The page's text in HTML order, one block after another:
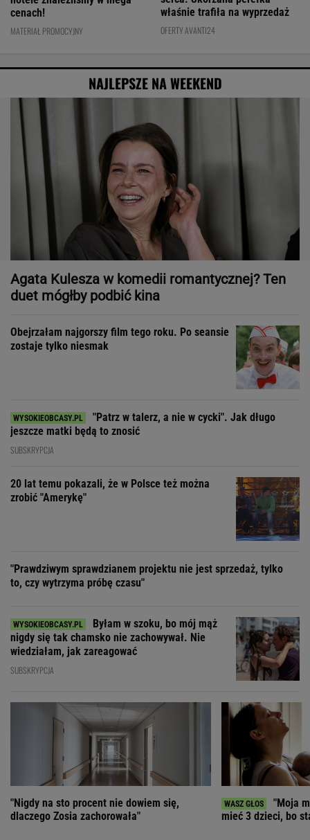
cenach!
MATERIAŁ PROMOCYJNY
właśnie trafiła na wyprzedaż
OFERTY AVANTI24
NAJLEPSZE NA WEEKEND
Agata Kulesza w komedii romantycznej? Ten
duet mógłby podbić kina
Obejrzałam najgorszy film tego roku. Po seansie
zostaje tylko niesmak
"Patrz w talerz, a nie w cycki". Jak długo
jeszcze matki będą to znosić
SUBSKRYPCJA
20 lat temu pokazali, że w Polsce też można
zrobić "Amerykę"
"Prawdziwym sprawdzianem projektu nie jest sprzedaż, tylko
to, czy wytrzyma próbę czasu"
Byłam w szoku, bo mój mąż
nigdy się tak chamsko nie zachowywał. Nie
wiedziałam, jak zareagować
SUBSKRYPCJA
"Nigdy na sto procent nie dowiem się,
dlaczego Zosia zachorowała"
"Moja
mieć 3 dzieci, bo